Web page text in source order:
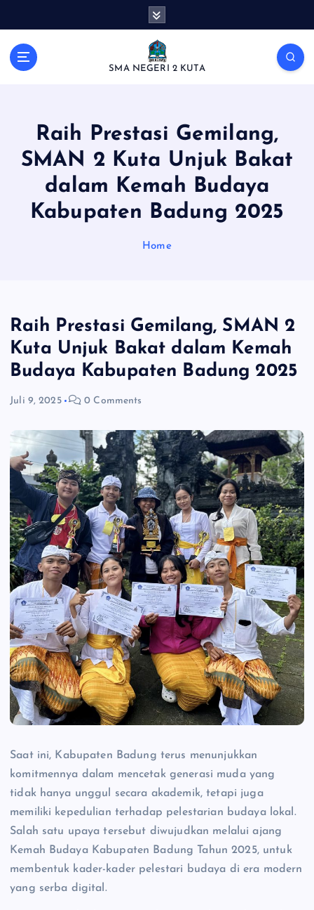
SMA NEGERI 2 KUTA
Raih Prestasi Gemilang,
SMAN 2 Kuta Unjuk Bakat
dalam Kemah Budaya
Kabupaten Badung 2025
Home
Raih Prestasi Gemilang, SMAN 2
Kuta Unjuk Bakat dalam Kemah
Budaya Kabupaten Badung 2025
Juli 9, 2025 0 Comments
Saat ini, Kabupaten Badung terus menunjukkan
komitmennya dalam mencetak generasi muda yang
tidak hanya unggul secara akademik, tetapi juga
memiliki kepedulian terhadap pelestarian budaya lokal.
Salah satu upaya tersebut diwujudkan melalui ajang
Kemah Budaya Kabupaten Badung Tahun 2025, untuk
membentuk kader-kader pelestari budaya di era modern
yang serba digital.